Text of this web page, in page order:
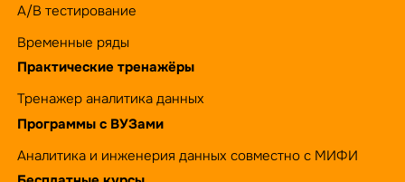
А/B тестирование
Временные ряды
Практические тренажёры
Тренажер аналитика данных
Программы с ВУЗами
Аналитика и инженерия данных совместно с МИФИ